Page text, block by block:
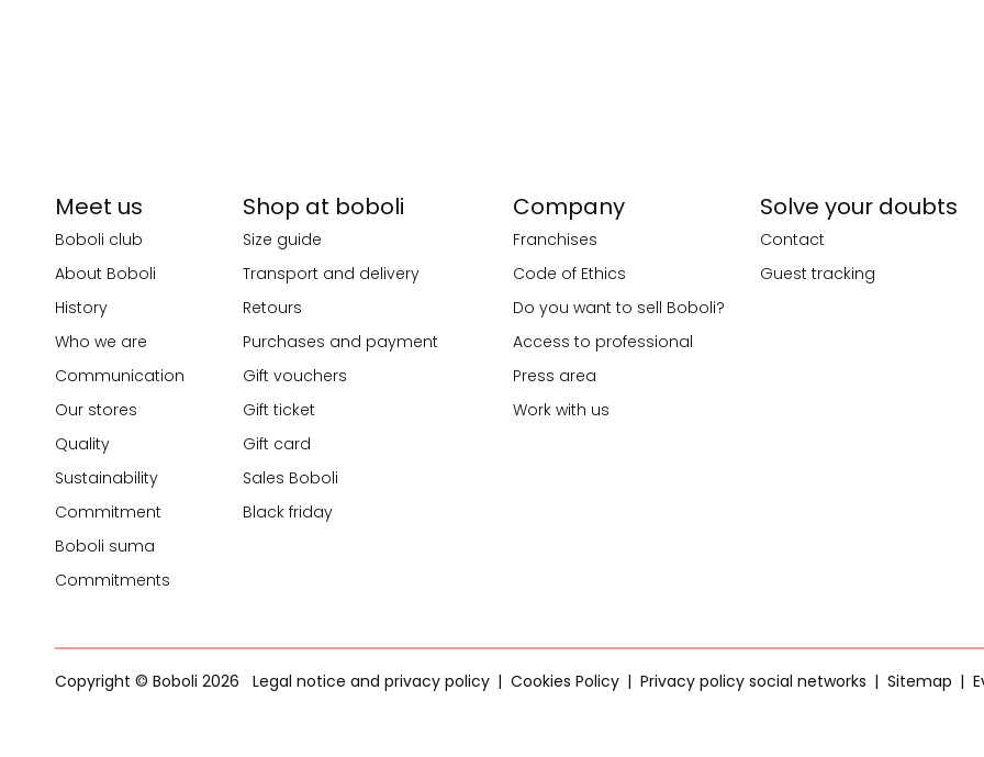
Meet us
Boboli club
About Boboli
History
Who we are
Communication
Our stores
Quality
Sustainability
Commitment
Boboli suma
Commitments
Shop at boboli
Size guide
Transport and delivery
Retours
Purchases and payment
Gift vouchers
Gift ticket
Gift card
Sales Boboli
Black friday
Company
Franchises
Code of Ethics
Do you want to sell Boboli?
Access to professional
Press area
Work with us
Solve your doubts
Contact
Guest tracking
Copyright © Boboli 2026 Legal notice and privacy policy Cookies Policy Privacy policy social networks Sitemap